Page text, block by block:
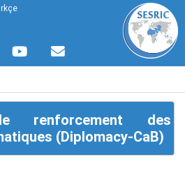
renforcement des
(Diplomacy-CaB)